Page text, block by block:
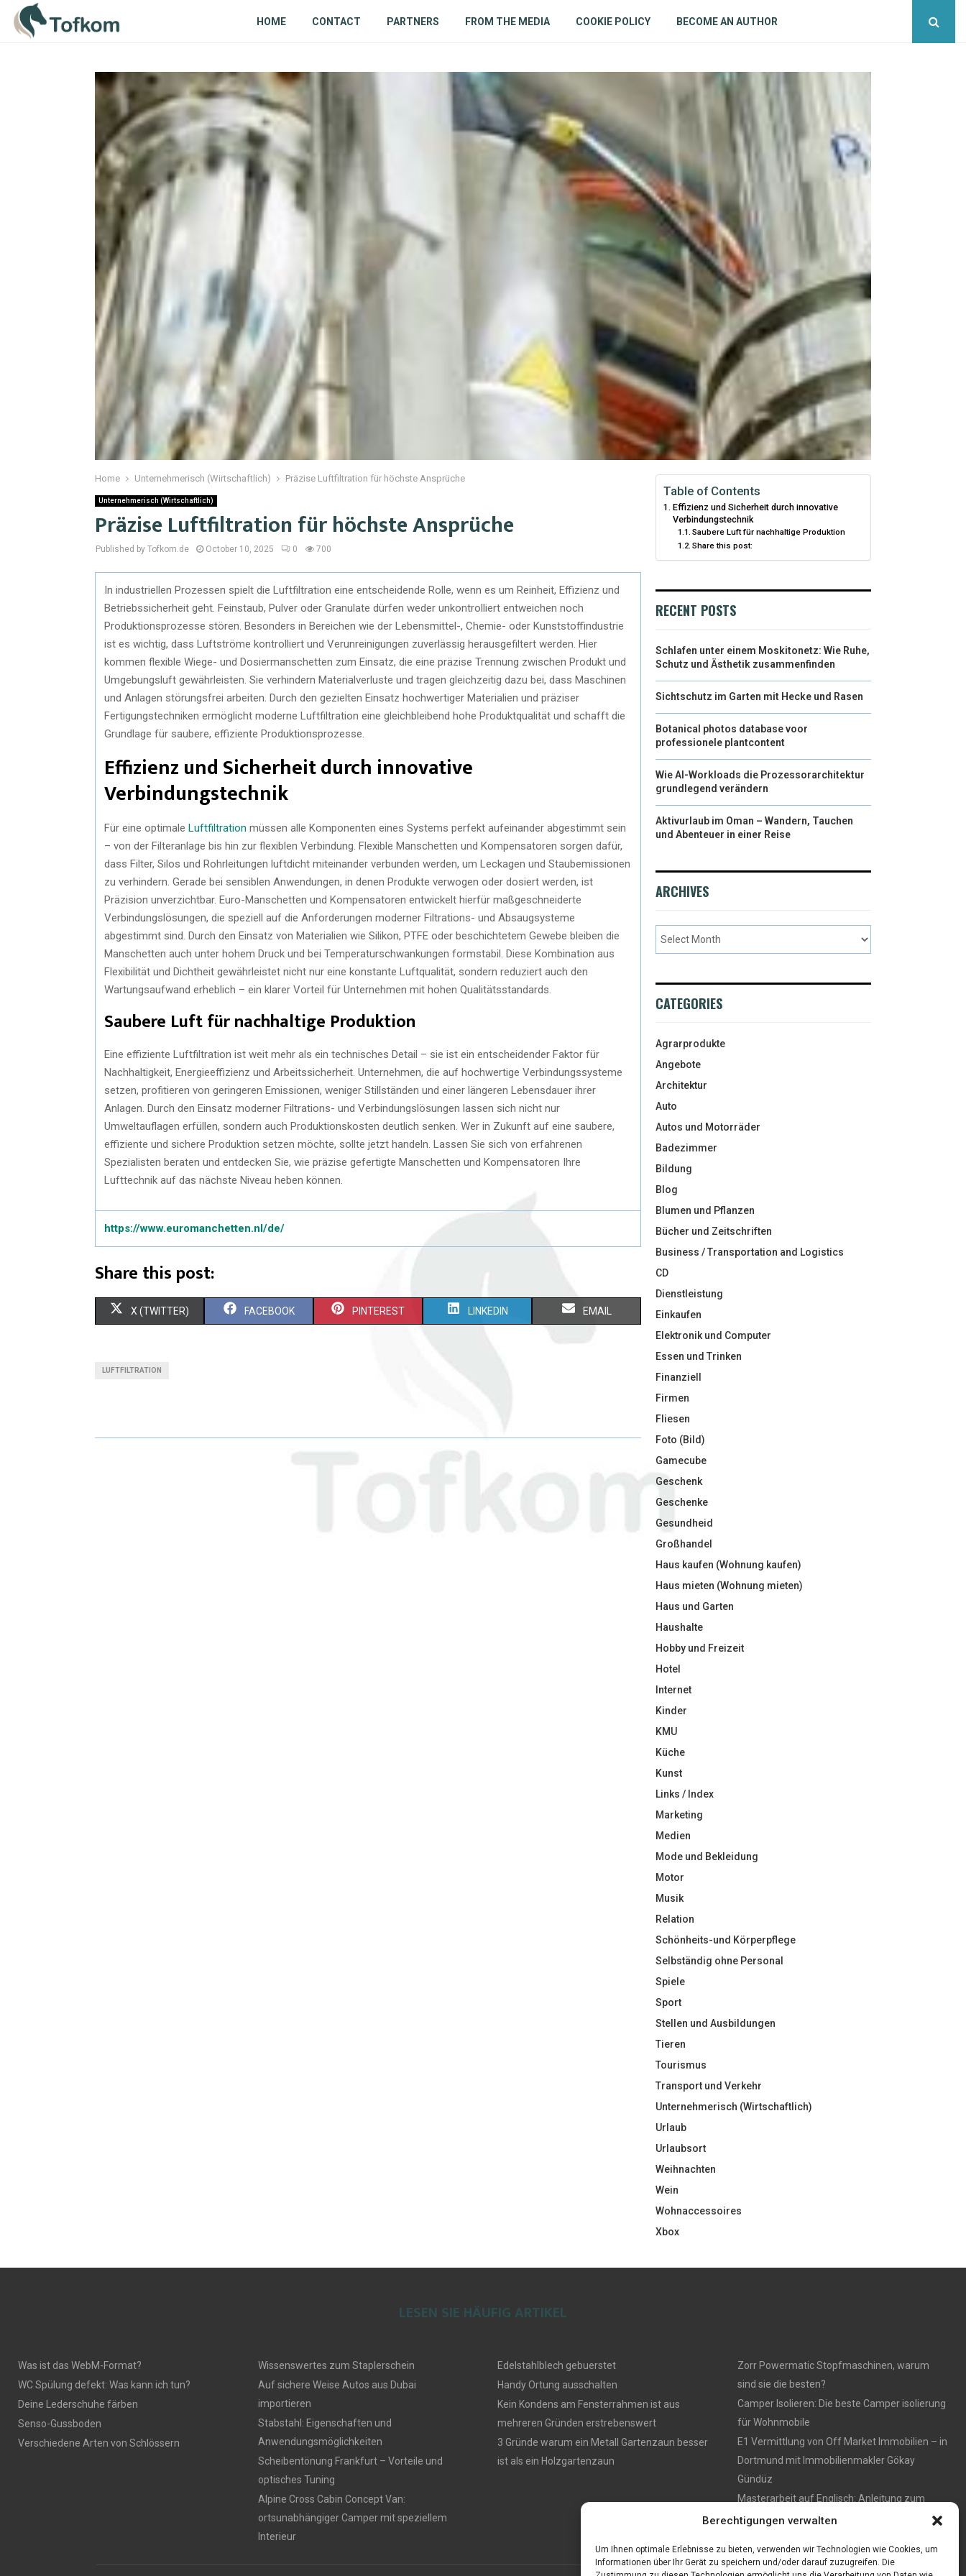
Berechtigungen verwalten
Um Ihnen optimale Erlebnisse zu bieten, verwenden wir Technologien wie Cookies, um
Informationen über Ihr Gerät zu speichern und/oder darauf zuzugreifen. Die
HOME CONTACT PARTNERS FROM THE MEDIA COOKIE POLICY BECOME AN AUTHOR
Home Unternehmerisch (Wirtschaftlich) Präzise Luftfiltration für höchste Ansprüche
Unternehmerisch (Wirtschaftlich)
Präzise Luftfiltration für höchste Ansprüche
Published by Tofkom.de October 10, 2025 0 700
In industriellen Prozessen spielt die Luftfiltration eine entscheidende Rolle, wenn es um Reinheit, Effizienz und
Betriebssicherheit geht. Feinstaub, Pulver oder Granulate dürfen weder unkontrolliert entweichen noch
Produktionsprozesse stören. Besonders in Bereichen wie der Lebensmittel-, Chemie- oder Kunststoffindustrie
ist es wichtig, dass Luftströme kontrolliert und Verunreinigungen zuverlässig herausgefiltert werden. Hier
kommen flexible Wiege- und Dosiermanschetten zum Einsatz, die eine präzise Trennung zwischen Produkt und
Umgebungsluft gewährleisten. Sie verhindern Materialverluste und tragen gleichzeitig dazu bei, dass Maschinen
und Anlagen störungsfrei arbeiten. Durch den gezielten Einsatz hochwertiger Materialien und präziser
Fertigungstechniken ermöglicht moderne Luftfiltration eine gleichbleibend hohe Produktqualität und schafft die
Grundlage für saubere, effiziente Produktionsprozesse.
Effizienz und Sicherheit durch innovative
Verbindungstechnik
Für eine optimale Luftfiltration müssen alle Komponenten eines Systems perfekt aufeinander abgestimmt sein
– von der Filteranlage bis hin zur flexiblen Verbindung. Flexible Manschetten und Kompensatoren sorgen dafür,
dass Filter, Silos und Rohrleitungen luftdicht miteinander verbunden werden, um Leckagen und Staubemissionen
zu verhindern. Gerade bei sensiblen Anwendungen, in denen Produkte verwogen oder dosiert werden, ist
Präzision unverzichtbar. Euro-Manschetten und Kompensatoren entwickelt hierfür maßgeschneiderte
Verbindungslösungen, die speziell auf die Anforderungen moderner Filtrations- und Absaugsysteme
abgestimmt sind. Durch den Einsatz von Materialien wie Silikon, PTFE oder beschichtetem Gewebe bleiben die
Manschetten auch unter hohem Druck und bei Temperaturschwankungen formstabil. Diese Kombination aus
Flexibilität und Dichtheit gewährleistet nicht nur eine konstante Luftqualität, sondern reduziert auch den
Wartungsaufwand erheblich – ein klarer Vorteil für Unternehmen mit hohen Qualitätsstandards.
Saubere Luft für nachhaltige Produktion
Eine effiziente Luftfiltration ist weit mehr als ein technisches Detail – sie ist ein entscheidender Faktor für
Nachhaltigkeit, Energieeffizienz und Arbeitssicherheit. Unternehmen, die auf hochwertige Verbindungssysteme
setzen, profitieren von geringeren Emissionen, weniger Stillständen und einer längeren Lebensdauer ihrer
Anlagen. Durch den Einsatz moderner Filtrations- und Verbindungslösungen lassen sich nicht nur
Umweltauflagen erfüllen, sondern auch Produktionskosten deutlich senken. Wer in Zukunft auf eine saubere,
effiziente und sichere Produktion setzen möchte, sollte jetzt handeln. Lassen Sie sich von erfahrenen
Spezialisten beraten und entdecken Sie, wie präzise gefertigte Manschetten und Kompensatoren Ihre
Lufttechnik auf das nächste Niveau heben können.
https://www.euromanchetten.nl/de/
Share this post:
X (TWITTER) FACEBOOK PINTEREST LINKEDIN EMAIL
LUFTFILTRATION
Table of Contents
Effizienz und Sicherheit durch innovative
Verbindungstechnik
Saubere Luft für nachhaltige Produktion
Share this post:
RECENT POSTS
Schlafen unter einem Moskitonetz: Wie Ruhe,
Schutz und Ästhetik zusammenfinden
Sichtschutz im Garten mit Hecke und Rasen
Botanical photos database voor
professionele plantcontent
Wie AI-Workloads die Prozessorarchitektur
grundlegend verändern
Aktivurlaub im Oman – Wandern, Tauchen
und Abenteuer in einer Reise
ARCHIVES
CATEGORIES
Agrarprodukte
Angebote
Architektur
Auto
Autos und Motorräder
Badezimmer
Bildung
Blog
Blumen und Pflanzen
Bücher und Zeitschriften
Business / Transportation and Logistics
CD
Dienstleistung
Einkaufen
Elektronik und Computer
Essen und Trinken
Finanziell
Firmen
Fliesen
Foto (Bild)
Gamecube
Geschenk
Geschenke
Gesundheid
Großhandel
Haus kaufen (Wohnung kaufen)
Haus mieten (Wohnung mieten)
Haus und Garten
Haushalte
Hobby und Freizeit
Hotel
Internet
Kinder
KMU
Küche
Kunst
Links / Index
Marketing
Medien
Mode und Bekleidung
Motor
Musik
Relation
Schönheits-und Körperpflege
Selbständig ohne Personal
Spiele
Sport
Stellen und Ausbildungen
Tieren
Tourismus
Transport und Verkehr
Unternehmerisch (Wirtschaftlich)
Urlaub
Urlaubsort
Weihnachten
Wein
Wohnaccessoires
Xbox
LESEN SIE HÄUFIG ARTIKEL
Was ist das WebM-Format?
WC Spülung defekt: Was kann ich tun?
Deine Lederschuhe färben
Senso-Gussboden
Verschiedene Arten von Schlössern
Wissenswertes zum Staplerschein
Auf sichere Weise Autos aus Dubai
importieren
Stabstahl: Eigenschaften und
Anwendungsmöglichkeiten
Scheibentönung Frankfurt – Vorteile und
optisches Tuning
Alpine Cross Cabin Concept Van:
ortsunabhängiger Camper mit speziellem
Interieur
Edelstahlblech gebuerstet
Handy Ortung ausschalten
Kein Kondens am Fensterrahmen ist aus
mehreren Gründen erstrebenswert
3 Gründe warum ein Metall Gartenzaun besser
ist als ein Holzgartenzaun
Zorr Powermatic Stopfmaschinen, warum
sind sie die besten?
Camper Isolieren: Die beste Camper isolierung
für Wohnmobile
E1 Vermittlung von Off Market Immobilien – in
Dortmund mit Immobilienmakler Gökay
Gündüz
Masterarbeit auf Englisch: Anleitung zum
Verfassen